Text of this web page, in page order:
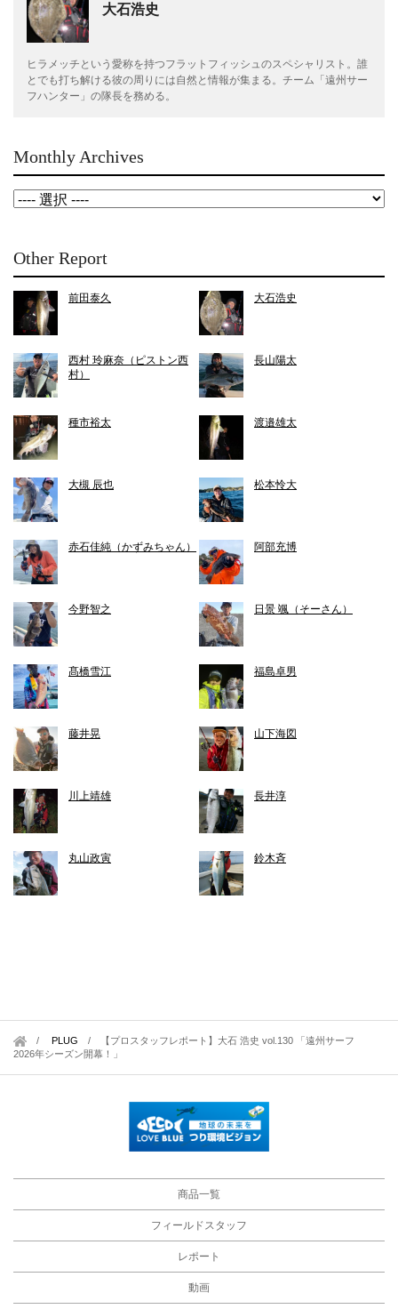
大石浩史
ヒラメッチという愛称を持つフラットフィッシュのスペシャリスト。誰
とでも打ち解ける彼の周りには自然と情報が集まる。チーム「遠州サー
フハンター」の隊長を務める。
Monthly Archives
Other Report
前田泰久 大石浩史
西村 玲麻奈（ピストン西
村）
長山陽太
種市裕太 渡邉雄太
大槻 辰也 松本怜大
赤石佳純（かずみちゃん） 阿部充博
今野智之 日景 颯（そーさん）
髙橋雪江 福島卓男
藤井晃 山下海図
川上靖雄 長井淳
丸山政寅 鈴木斉
PLUG /
【プロスタッフレポート】大石 浩史 vol.130 「遠州サーフ
2026年シーズン開幕！」
商品一覧
フィールドスタッフ
レポート
動画